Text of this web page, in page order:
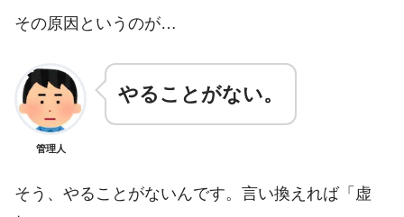
その原因というのが…
管理人
やることがない。
そう、やることがないんです。言い換えれば「虚